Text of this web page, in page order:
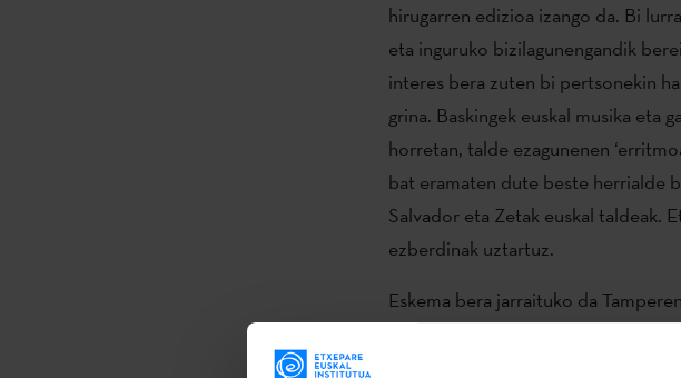
hirugarren edizioa izango da. Bi
eta inguruko bizilagunengandik
interes bera zuten bi pertsonekin
grina. Baskingek euskal musika eta
horretan, talde ezagunenen
bat eramaten dute beste herrialde
Salvador eta Zetak euskal taldeak.
ezberdinak uztartuz.
Eskema bera jarraituko da